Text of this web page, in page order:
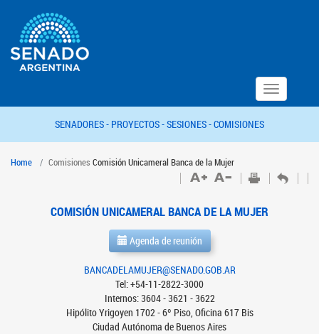
Toggle
navigation
SENADORES - PROYECTOS -SESIONES -COMISIONES
Home Comisiones Comisión Unicameral Banca de la Mujer
COMISIÓN UNICAMERAL BANCA DE LA MUJER
Agenda de reunión
BANCADELAMUJER@SENADO.GOB.AR
Tel: +54-11-2822-3000
Internos: 3604 - 3621 - 3622
Hipólito Yrigoyen 1702 - 6º Piso, Oficina 617 Bis
Ciudad Autónoma de Buenos Aires